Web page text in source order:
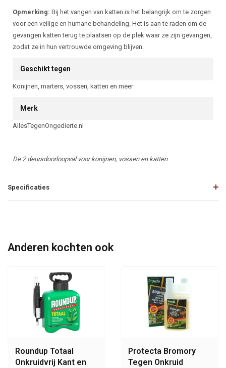
Opmerking: Bij het vangen van katten is het belangrijk om te zorgen
voor een veilige en humane behandeling. Het is aan te raden om de
gevangen katten terug te plaatsen op de plek waar ze zijn gevangen,
zodat ze in hun vertrouwde omgeving blijven.
Geschikt tegen
Konijnen, marters, vossen, katten en meer
Merk
AllesTegenOngedierte.nl
De 2 deursdoorloopval voor konijnen, vossen en katten
Specificaties
Anderen kochten ook
Roundup Totaal
Onkruidvrij Kant en
Protecta Bromory
Tegen Onkruid